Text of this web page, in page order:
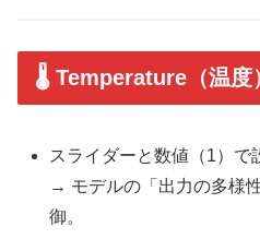
🌡 Temperature（温度
スライダーと数値（1）で
→ モデルの「出力の多様
御。